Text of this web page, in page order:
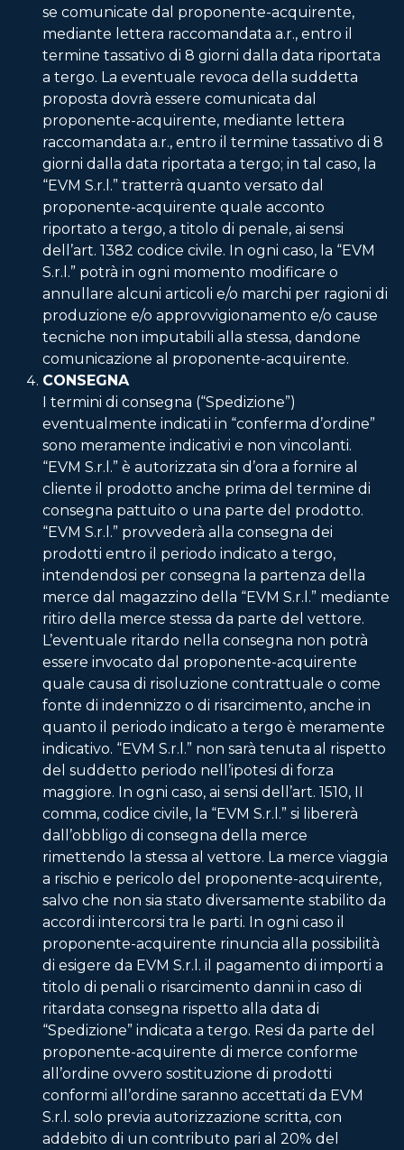
se comunicate dal proponente-acquirente,
mediante lettera raccomandata a.r., entro il
termine tassativo di 8 giorni dalla data riportata
a tergo. La eventuale revoca della suddetta
proposta dovrà essere comunicata dal
proponente-acquirente, mediante lettera
raccomandata a.r., entro il termine tassativo di 8
giorni dalla data riportata a tergo; in tal caso, la
“EVM S.r.l.” tratterrà quanto versato dal
proponente-acquirente quale acconto
riportato a tergo, a titolo di penale, ai sensi
dell’art. 1382 codice civile. In ogni caso, la “EVM
S.r.l.” potrà in ogni momento modificare o
annullare alcuni articoli e/o marchi per ragioni di
produzione e/o approvvigionamento e/o cause
tecniche non imputabili alla stessa, dandone
comunicazione al proponente-acquirente.
CONSEGNA
I termini di consegna (“Spedizione”)
eventualmente indicati in “conferma d’ordine”
sono meramente indicativi e non vincolanti.
“EVM S.r.l.” è autorizzata sin d’ora a fornire al
cliente il prodotto anche prima del termine di
consegna pattuito o una parte del prodotto.
“EVM S.r.l.” provvederà alla consegna dei
prodotti entro il periodo indicato a tergo,
intendendosi per consegna la partenza della
merce dal magazzino della “EVM S.r.l.” mediante
ritiro della merce stessa da parte del vettore.
L’eventuale ritardo nella consegna non potrà
essere invocato dal proponente-acquirente
quale causa di risoluzione contrattuale o come
fonte di indennizzo o di risarcimento, anche in
quanto il periodo indicato a tergo è meramente
indicativo. “EVM S.r.l.” non sarà tenuta al rispetto
del suddetto periodo nell’ipotesi di forza
maggiore. In ogni caso, ai sensi dell’art. 1510, II
comma, codice civile, la “EVM S.r.l.” si libererà
dall’obbligo di consegna della merce
rimettendo la stessa al vettore. La merce viaggia
a rischio e pericolo del proponente-acquirente,
salvo che non sia stato diversamente stabilito da
accordi intercorsi tra le parti. In ogni caso il
proponente-acquirente rinuncia alla possibilità
di esigere da EVM S.r.l. il pagamento di importi a
titolo di penali o risarcimento danni in caso di
ritardata consegna rispetto alla data di
“Spedizione” indicata a tergo. Resi da parte del
proponente-acquirente di merce conforme
all’ordine ovvero sostituzione di prodotti
conformi all’ordine saranno accettati da EVM
S.r.l. solo previa autorizzazione scritta, con
addebito di un contributo pari al 20% del